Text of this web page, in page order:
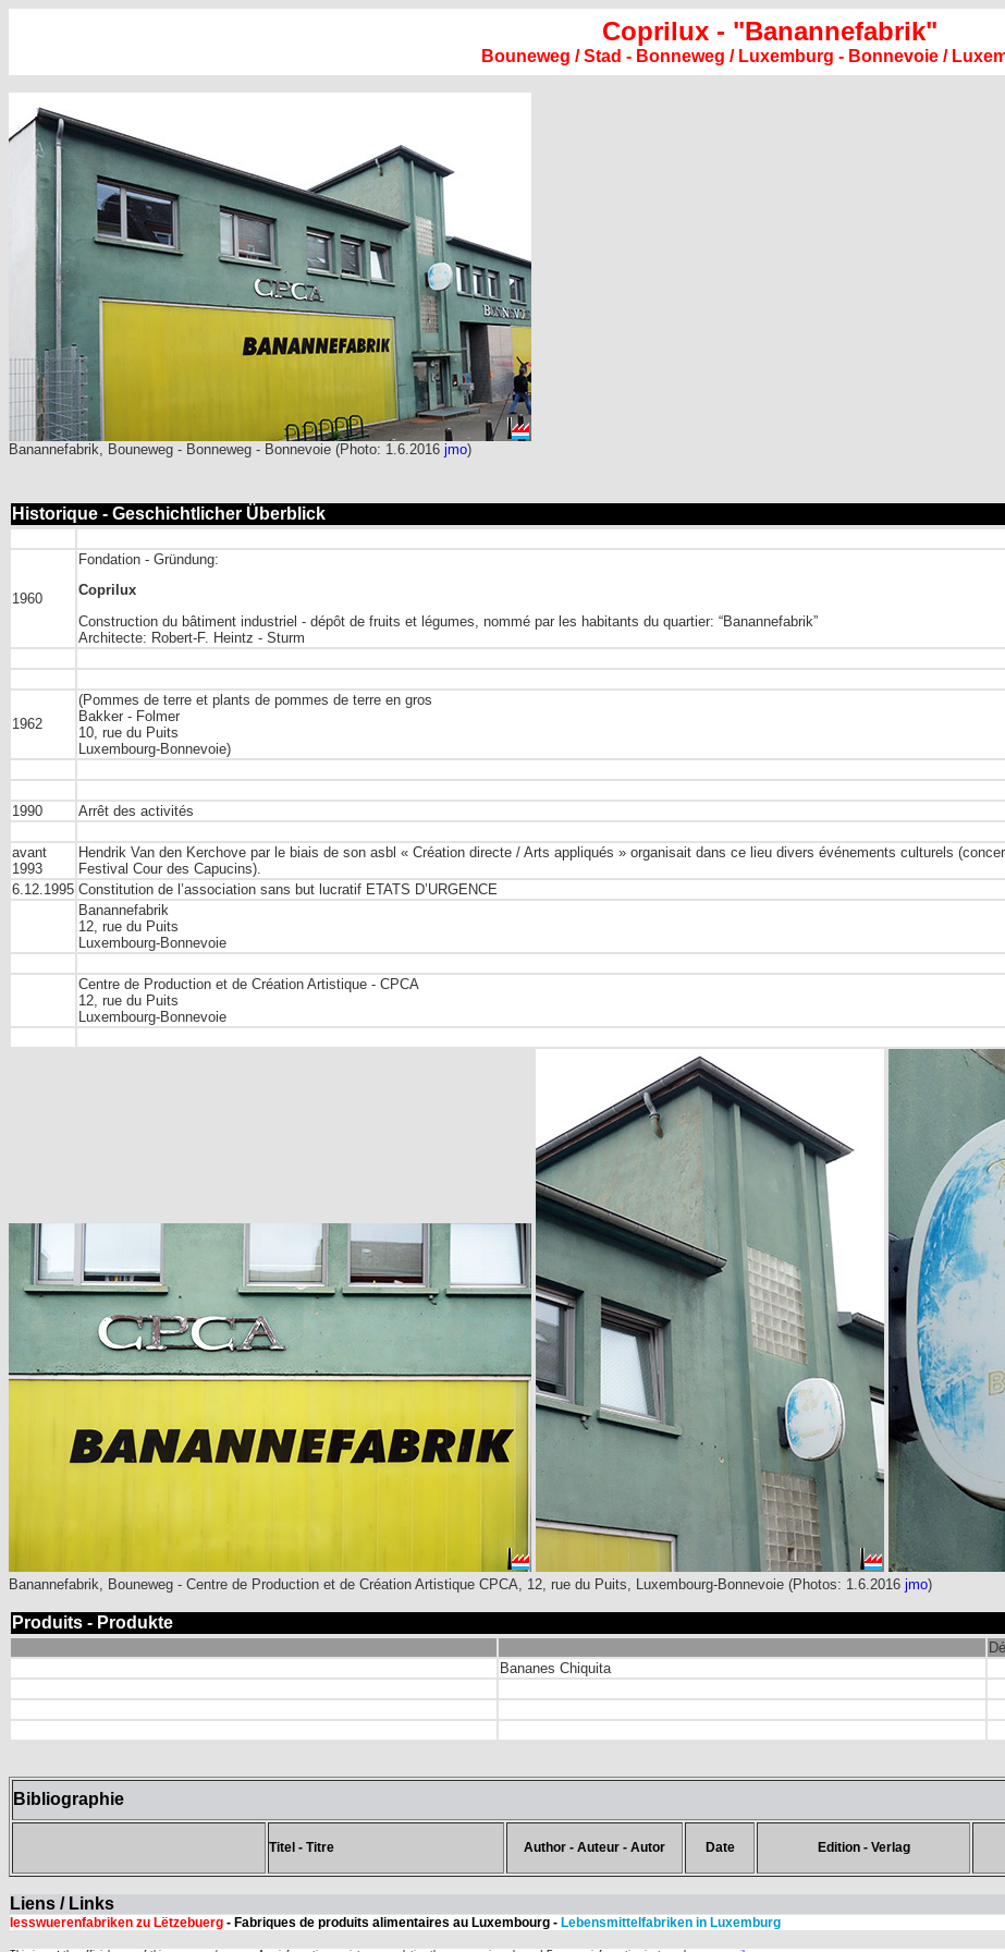
Coprilux - "Banannefabrik"
Bouneweg / Stad - Bonneweg / Luxemburg - Bonnevoie /
Banannefabrik, Bouneweg - Bonneweg - Bonnevoie (Photo: 1.6.2016 jmo)
Historique - Geschichtlicher Überblick
1960
Fondation - Gründung:
Coprilux
Construction du bâtiment industriel - dépôt de fruits et légumes, nommé par les habitants du quartier: “Banannefabrik”
Architecte: Robert-F. Heintz - Sturm
1962
(Pommes de terre et plants de pommes de terre en gros
Bakker - Folmer
10, rue du Puits
Luxembourg-Bonnevoie)
1990 Arrêt des activités
avant
1993
Hendrik Van den Kerchove par le biais de son asbl « Création directe / Arts appliqués » organisait dans ce lieu divers événements culturels
Festival Cour des Capucins).
6.12.1995 Constitution de l’association sans but lucratif ETATS D’URGENCE
Banannefabrik
12, rue du Puits
Luxembourg-Bonnevoie
Centre de Production et de Création Artistique - CPCA
12, rue du Puits
Luxembourg-Bonnevoie
Banannefabrik, Bouneweg - Centre de Production et de Création Artistique CPCA, 12, rue du Puits, Luxembourg-Bonnevoie (Photos: 1.6.2016 jmo)
Produits - Produkte
Bananes Chiquita
Bibliographie
Titel - Titre Author - Auteur - Autor Date Edition - Verlag
Liens / Links
Iesswuerenfabriken zu Lëtzebuerg - Fabriques de produits alimentaires au Luxembourg - Lebensmittelfabriken in Luxemburg